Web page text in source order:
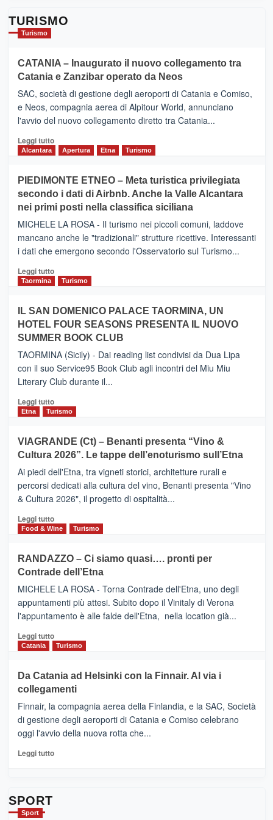
TURISMO
Turismo
CATANIA – Inaugurato il nuovo collegamento tra
Catania e Zanzibar operato da Neos
SAC, società di gestione degli aeroporti di Catania e Comiso,
e Neos, compagnia aerea di Alpitour World, annunciano
l'avvio del nuovo collegamento diretto tra Catania...
Leggi tuttoLeggi
CATANIA
–
Inaugurato
il
nuovo
collegamento
tra
e
Zanzibar
da
Neos
Alcantara Apertura Etna Turismo
PIEDIMONTE ETNEO – Meta turistica privilegiata
secondo i dati di Airbnb. Anche la Valle Alcantara
nei primi posti nella classifica siciliana
MICHELE LA ROSA - Il turismo nei piccoli comuni, laddove
mancano anche le "tradizionali" strutture ricettive. Interessanti
i dati che emergono secondo l'Osservatorio sul Turismo...
Leggi tuttoLeggi
PIEDIMONTE
ETNEO
–
Meta
turistica
privilegiata
secondo
dati
di
Anche
la
Alcantara
nei
primi
nella
classifica
Taormina Turismo
IL SAN DOMENICO PALACE TAORMINA, UN
HOTEL FOUR SEASONS PRESENTA IL NUOVO
SUMMER BOOK CLUB
TAORMINA (Sicily) - Dai reading list condivisi da Dua Lipa
con il suo Service95 Book Club agli incontri del Miu Miu
Literary Club durante il...
Leggi tuttoLeggi
di
IL
SAN
DOMENICO
PALACE
TAORMINA,
UN
HOTEL
FOUR
IL
NUOVO
SUMMER
CLUB
Etna Turismo
VIAGRANDE (Ct) – Benanti presenta “Vino &
Cultura 2026”. Le tappe dell’enoturismo sull’Etna
Ai piedi dell'Etna, tra vigneti storici, architetture rurali e
percorsi dedicati alla cultura del vino, Benanti presenta "Vino
& Cultura 2026", il progetto di ospitalità...
Leggi tuttoLeggi
di
VIAGRANDE
(Ct)
–
Benanti
presenta
“Vino
&
Cultura
tappe
dell’enoturismo
Food & Wine Turismo
RANDAZZO – Ci siamo quasi…. pronti per
Contrade dell’Etna
MICHELE LA ROSA - Torna Contrade dell'Etna, uno degli
appuntamenti più attesi. Subito dopo il Vinitaly di Verona
l'appuntamento è alle falde dell'Etna, nella location già...
Leggi tuttoLeggi
di
RANDAZZO
–
Ci
siamo
quasi….
pronti
per
Catania Turismo
Da Catania ad Helsinki con la Finnair. Al via i
collegamenti
Finnair, la compagnia aerea della Finlandia, e la SAC, Società
di gestione degli aeroporti di Catania e Comiso celebrano
oggi l'avvio della nuova rotta che...
Leggi tuttoLeggi
SPORT
Sport